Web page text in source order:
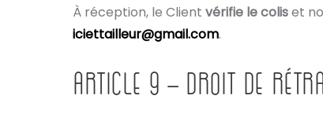
À réception, le Client vérifie le coliset
iciettailleur@gmail.com.
ARTICLE 9 – DROIT DE